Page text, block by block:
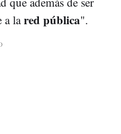
a lared pública".